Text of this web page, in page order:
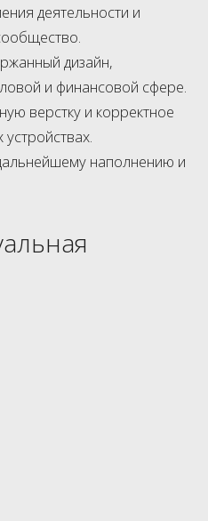
деятельности и
дизайн,
и финансовой сфере.
верстку и корректное
наполнению и